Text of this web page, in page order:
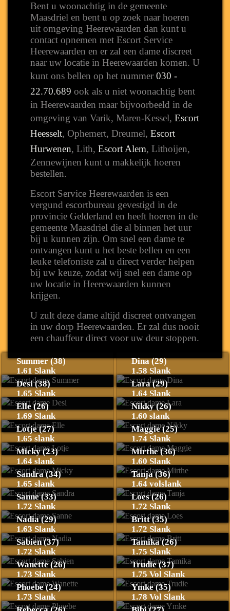
Bent u woonachtig in de gemeente
Maasdriel en bent u op zoek naar hoeren
uit omgeving Heerewaarden dan kunt u
contact opnemen met Escort Service
Heerewaarden en er zal een dame discreet
naar uw locatie in Heerewaarden komen. U
kunt ons bellen op het nummer 030 -
22.70.689 ook als u niet woonachtig bent
in Heerewaarden maar bijvoorbeeld in de
omgeving van Varik, Maren-Kessel, Escort
Heesselt, Ophemert, Dreumel, Escort
Hurwenen, Lith, Escort Alem, Lithoijen,
Zennewijnen kunt u makkelijk hoeren
bestellen.
Escort Service Heerewaarden is een
vergund escortbureau gevestigd in de
provincie Gelderland en heeft hoeren in de
gemeente Maasdriel die al binnen het uur
bij u kunnen zijn. Om snel een dame te
ontvangen kunt u het beste bellen en een
leuke telefoniste zal u direct verder helpen
bij uw keuze, zodat wij snel een dame op
uw locatie in Heerewaarden kunnen
krijgen.
U zult deze dame altijd discreet ontvangen
in uw dorp Heerewaarden. Er zal dus nooit
een chauffeur direct voor uw deur stoppen.
Summer (38)
1.61 Slank
Dina (29)
1.58 Slank
Desi (38)
1.65 Slank
Lara (29)
1.64 Slank
Elle (26)
1.69 Slank
Nikky (26)
1.60 slank
Lotje (27)
1.65 slank
Maggie (25)
1.74 Slank
Micky (23)
1.64 slank
Mirthe (36)
1.60 Slank
Sandra (34)
1.65 slank
Tanja (36)
1.64 volslank
Sanne (33)
1.72 Slank
Loes (26)
1.72 Slank
Nadia (29)
1.63 Slank
Britt (35)
1.72 Slank
Sabien (37)
1.72 Slank
Tamika (26)
1.75 Slank
Wanette (26)
1.73 Slank
Trudie (37)
1.75 Vol Slank
Phoebe (24)
1.73 Slank
Ymke (35)
1.78 Vol Slank